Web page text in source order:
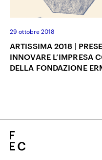
29 ottobre 2018
ARTISSIMA 2018 |
INNOVARE L’IMPRESA
DELLA FONDAZIONE